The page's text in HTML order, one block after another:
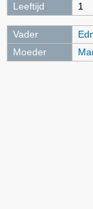
Leeftijd
1
Vader
Moeder